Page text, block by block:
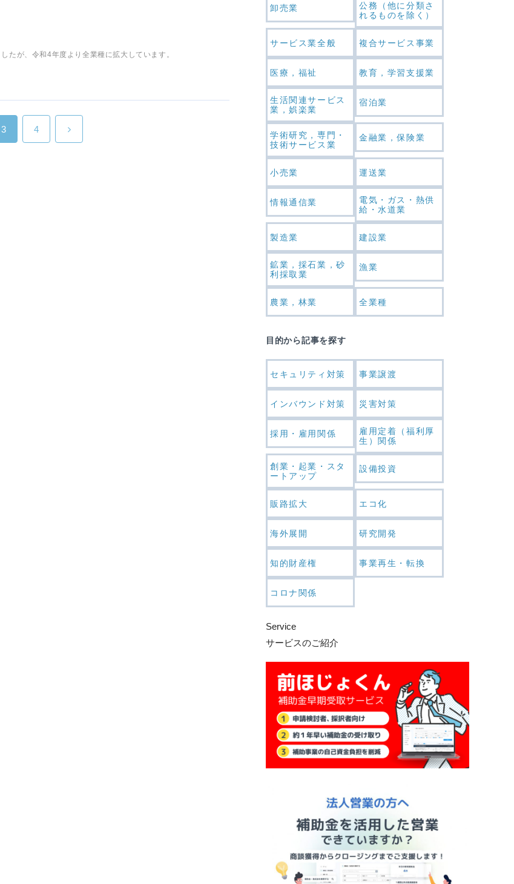
たが、令和4年度より全業種に拡大しています。
3 4
卸売業
公務（他に分類さ
れるものを除く）
サービス業全般 複合サービス事業
医療，福祉 教育，学習支援業
生活関連サービス
業，娯楽業
宿泊業
学術研究，専門・
技術サービス業
金融業，保険業
小売業 運送業
情報通信業
電気・ガス・熱供
給・水道業
製造業 建設業
鉱業，採石業，砂
利採取業
漁業
農業，林業 全業種
目的から記事を探す
セキュリティ対策 事業譲渡
インバウンド対策 災害対策
採用・雇用関係
雇用定着（福利厚
生）関係
創業・起業・スタ
ートアップ
設備投資
販路拡大 エコ化
海外展開 研究開発
知的財産権 事業再生・転換
コロナ関係
Service
サービスのご紹介